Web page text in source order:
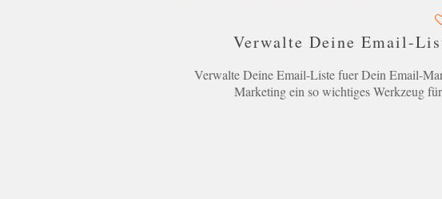
Verwalte Deine Email-
Verwalte Deine Email-Liste fuer Dein Email-
Marketing ein so wichtiges Werkzeug